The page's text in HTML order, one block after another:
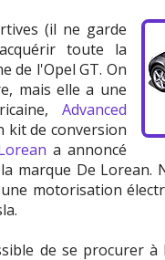
(il ne garde
toute la
de l'Opel GT. On
mais elle a une
Advanced
kit de conversion
a annoncé
marque De Lorean.
motorisation
de se procurer à